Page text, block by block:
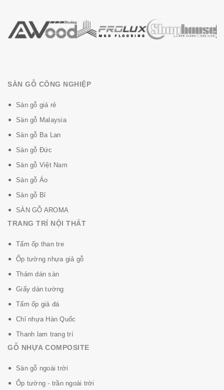
SÀN GỖ CÔNG NGHIỆP
Sàn gỗ giá rẻ
Sàn gỗ Malaysia
Sàn gỗ Ba Lan
Sàn gỗ Đức
Sàn gỗ Việt Nam
Sàn gỗ Áo
Sàn gỗ Bỉ
SÀN GỖ AROMA
TRANG TRÍ NỘI THẤT
Tấm ốp than tre
Ốp tường nhựa giả gỗ
Thảm dán sàn
Giấy dán tường
Tấm ốp giả đá
Chỉ nhựa Hàn Quốc
Thanh lam trang trí
GỖ NHỰA COMPOSITE
Sàn gỗ ngoài trời
Ốp tường - trần ngoài trời